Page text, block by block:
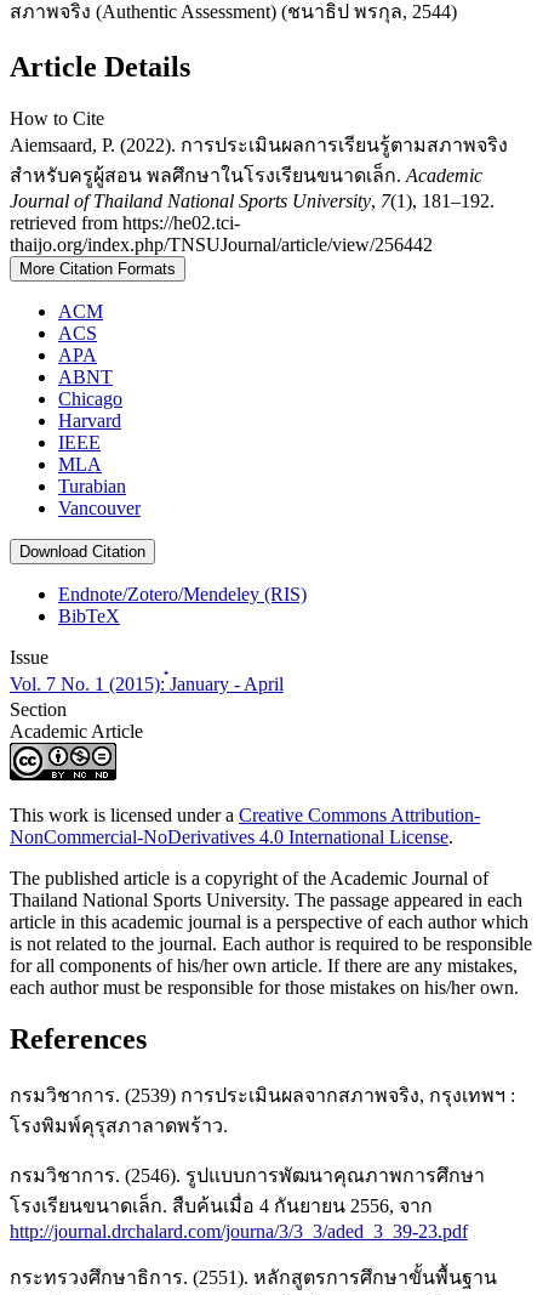
สภาพจริง (Authentic Assessment) (ชนาธิป พรกุล, 2544)
Article Details
How to Cite
Aiemsaard, P. (2022). การประเมินผลการเรียนรู้ตามสภาพจริง
สําหรับครูผู้สอน พลศึกษาในโรงเรียนขนาดเล็ก. Academic
Journal of Thailand National Sports University, 7(1), 181–192.
retrieved from https://he02.tci-
thaijo.org/index.php/TNSUJournal/article/view/256442
More Citation Formats
ACM
ACS
APA
ABNT
Chicago
Harvard
IEEE
MLA
Turabian
Vancouver
Download Citation
Endnote/Zotero/Mendeley (RIS)
BibTeX
Issue
Vol. 7 No. 1 (2015): ๋January - April
Section
Academic Article
This work is licensed under a Creative Commons Attribution-
NonCommercial-NoDerivatives 4.0 International License.
The published article is a copyright of the Academic Journal of
Thailand National Sports University. The passage appeared in each
article in this academic journal is a perspective of each author which
is not related to the journal. Each author is required to be responsible
for all components of his/her own article. If there are any mistakes,
each author must be responsible for those mistakes on his/her own.
References
กรมวิชาการ. (2539) การประเมินผลจากสภาพจริง, กรุงเทพฯ :
โรงพิมพ์คุรุสภาลาดพร้าว.
กรมวิชาการ. (2546). รูปแบบการพัฒนาคุณภาพการศึกษา
โรงเรียนขนาดเล็ก. สืบค้นเมื่อ 4 กันยายน 2556, จาก
http://journal.drchalard.com/journa/3/3_3/aded_3_39-23.pdf
กระทรวงศึกษาธิการ. (2551). หลักสูตรการศึกษาขั้นพื้นฐาน